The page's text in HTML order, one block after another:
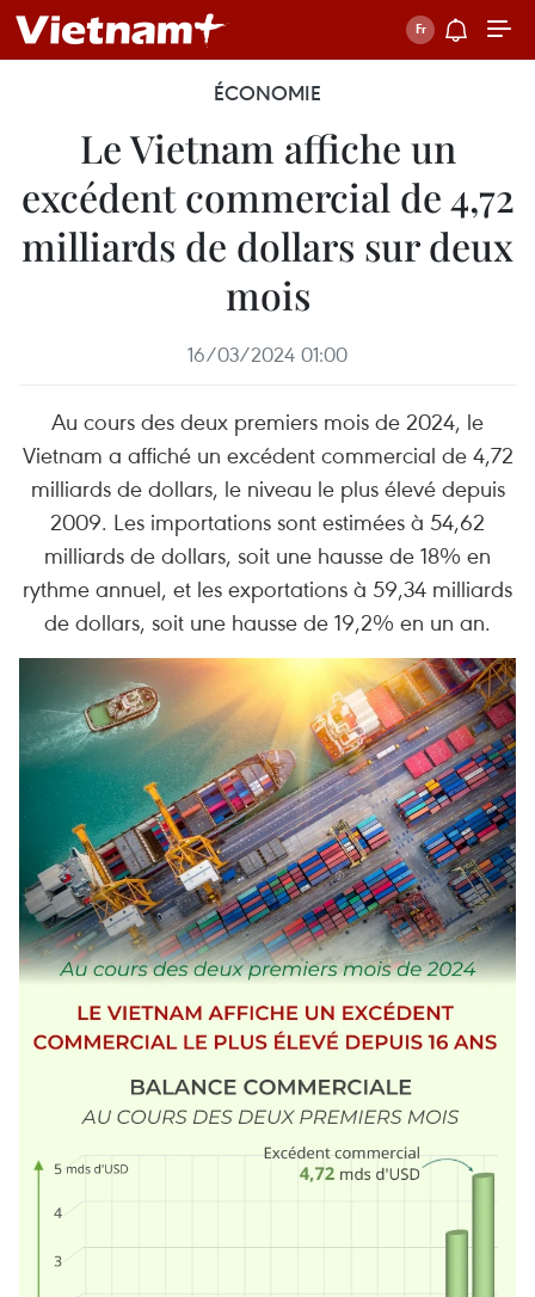
ÉCONOMIE
Le Vietnam affiche un
excédent commercial de 4,72
milliards de dollars sur deux
mois
16/03/2024 01:00
Au cours des deux premiers mois de 2024, le
Vietnam a affiché un excédent commercial de 4,72
milliards de dollars, le niveau le plus élevé depuis
2009. Les importations sont estimées à 54,62
milliards de dollars, soit une hausse de 18% en
rythme annuel, et les exportations à 59,34 milliards
de dollars, soit une hausse de 19,2% en un an.